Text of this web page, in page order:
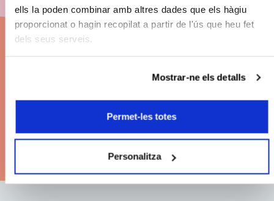
ells la poden combinar amb altres dades que els hàgiu
proporcionat o hagin recopilat a partir de l'ús que heu fet
dels seus serveis.
Mostrar-ne els detalls
Permet-les totes
Personalitza
26/27
Grans concerts. Les millors localitats. Pagament
fraccionat.
Modalitats d'abonament